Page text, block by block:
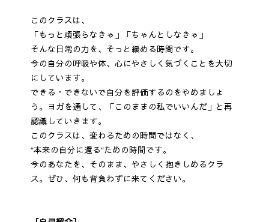
このクラスは、
「もっと頑張らなきゃ」「ちゃんとしなきゃ」
そんな日常の力を、そっと緩める時間です。
今の自分の呼吸や体、心にやさしく気づくことを大切
にしています。
できる・できないで自分を評価するのをやめましょ
う。ヨガを通して、「このままの私でいいんだ」と再
認識していきます。
このクラスは、変わるための時間ではなく、
“本来の自分に還る”ための時間です。
今のあなたを、そのまま、やさしく抱きしめるクラ
ス。ぜひ、何も背負わずに来てください。